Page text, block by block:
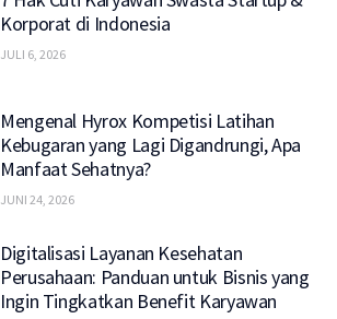
Korporat di Indonesia
JULI 6, 2026
Mengenal Hyrox Kompetisi Latihan
Kebugaran yang Lagi Digandrungi, Apa
Manfaat Sehatnya?
JUNI 24, 2026
Digitalisasi Layanan Kesehatan
Perusahaan: Panduan untuk Bisnis yang
Ingin Tingkatkan Benefit Karyawan